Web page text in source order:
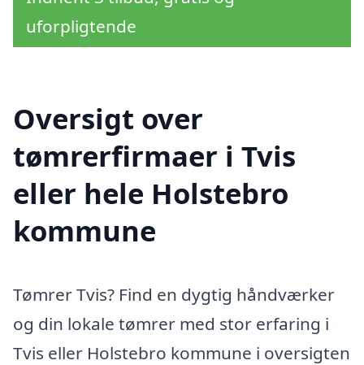
uforpligtende
Oversigt over
tømrerfirmaer i Tvis
eller hele Holstebro
kommune
Tømrer Tvis? Find en dygtig håndværker
og din lokale tømrer med stor erfaring i
Tvis eller Holstebro kommune i oversigten